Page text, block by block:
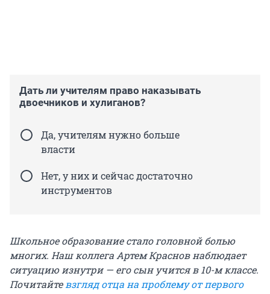
Дать ли учителям право наказывать
двоечников и хулиганов?
Да, учителям нужно больше
власти
Нет, у них и сейчас достаточно
инструментов
Школьное образование стало головной болью
многих. Наш коллега Артем Краснов наблюдает
ситуацию изнутри — его сын учится в 10-м классе.
Почитайте взгляд отца на проблему от первого